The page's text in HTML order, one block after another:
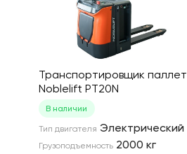
Транспортировщик паллет
Noblelift PT20N
В наличии
Тип двигателя Электрический
Грузоподъемность 2000 кг